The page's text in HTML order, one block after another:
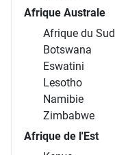
Afrique Australe
Afrique du Sud
Botswana
Eswatini
Lesotho
Namibie
Zimbabwe
Afrique de l'Est